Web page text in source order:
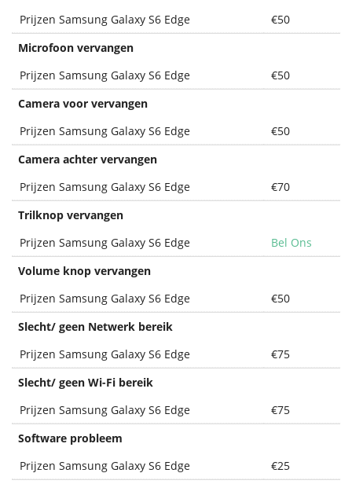
Prijzen Samsung Galaxy S6 Edge
€50
Microfoon vervangen
Prijzen Samsung Galaxy S6 Edge
€50
Camera voor vervangen
Prijzen Samsung Galaxy S6 Edge
€50
Camera achter vervangen
Prijzen Samsung Galaxy S6 Edge
€70
Trilknop vervangen
Prijzen Samsung Galaxy S6 Edge
Bel Ons
Volume knop vervangen
Prijzen Samsung Galaxy S6 Edge
€50
Slecht/ geen Netwerk bereik
Prijzen Samsung Galaxy S6 Edge
€75
Slecht/ geen Wi-Fi bereik
Prijzen Samsung Galaxy S6 Edge
€75
Software probleem
Prijzen Samsung Galaxy S6 Edge
€25